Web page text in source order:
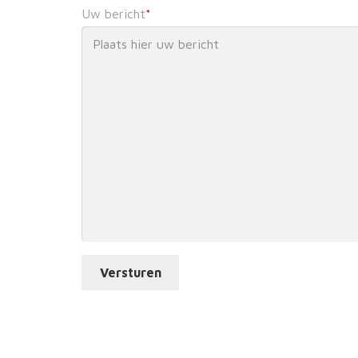
Uw bericht